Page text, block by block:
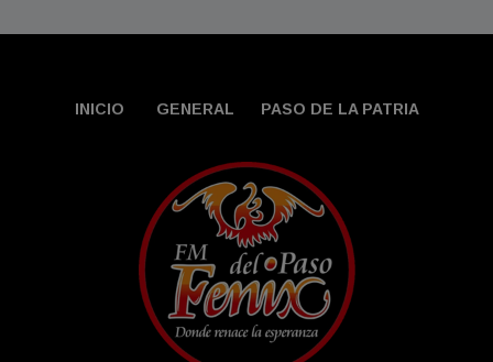
INICIO GENERAL PASO DE LA PATRIA